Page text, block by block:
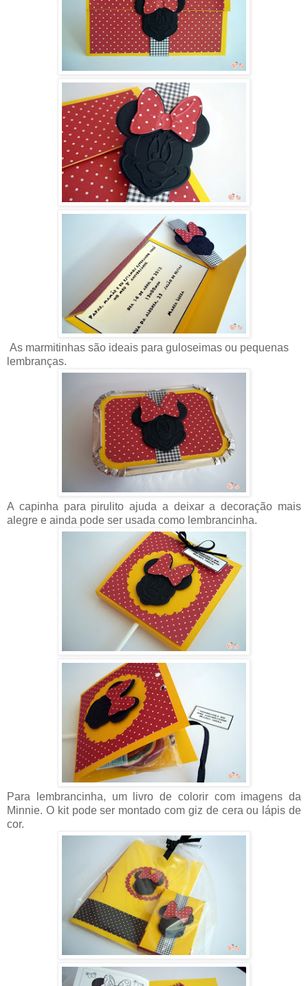
As marmitinhas são ideais para guloseimas ou pequenas
lembranças.
A capinha para pirulito ajuda a deixar a decoração mais
alegre e ainda pode ser usada como lembrancinha.
Para lembrancinha, um livro de colorir com imagens da
Minnie. O kit pode ser montado com giz de cera ou lápis de
cor.